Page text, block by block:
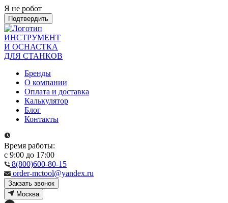
Я не робот
Подтвердить
ИНСТРУМЕНТ
И ОСНАСТКА
ДЛЯ СТАНКОВ
Бренды
О компании
Оплата и доставка
Калькулятор
Блог
Контакты
Время работы:
с 9:00 до 17:00
8(800)600-80-15
order-mctool@yandex.ru
Закзать звонок
Москва